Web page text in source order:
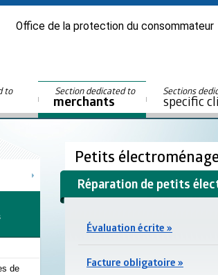
Office de la protection du consommateur
to Section dedicated to
merchants
Sections
specific
de
Petits
Réparation de petits
Évaluation écrite »
Facture obligatoire »